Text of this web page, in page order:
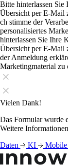
Bitte hinterlassen Sie
Übersicht per E-Mail
ch stimme der
personalisiertes
hinterlassen Sie Ihre
Übersicht per E-Mail
der Anmeldung
Marketingmaterial zu
Vielen Dank!
Das Formular wurde
Weitere
Daten
KI Mobile